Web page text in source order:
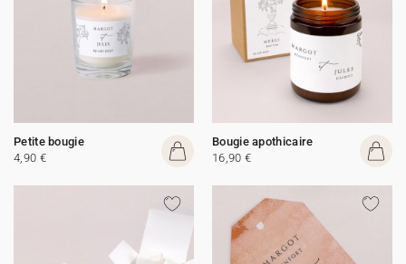
Petite bougie
4,90 €
Bougie apothicaire
16,90 €